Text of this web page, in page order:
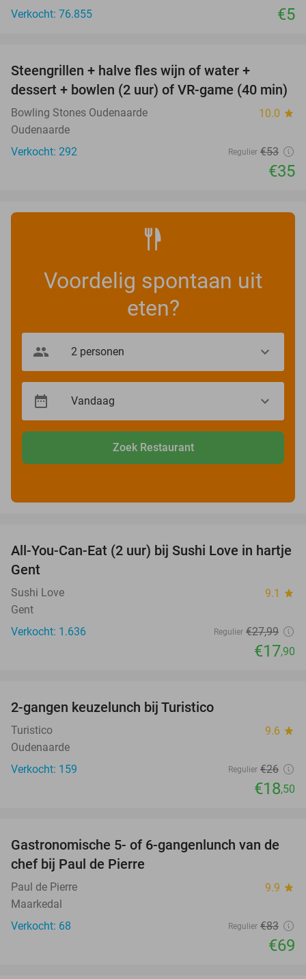
Verkocht: 76.855
€5
Steengrillen + halve fles wijn of water +
dessert + bowlen (2 uur) of VR-game (40 min)
Bowling Stones Oudenaarde 10.0 star
Oudenaarde
Verkocht: 292
Regulier €53
€35
Voordelig spontaan uit
eten?
Zoek Restaurant
36%
All-You-Can-Eat (2 uur) bij Sushi Love in hartje
Gent
Sushi Love 9.1 star
Gent
Verkocht: 1.636
Regulier €27,99
€17,90
2-gangen keuzelunch bij Turistico
Turistico 9.6 star
Oudenaarde
Verkocht: 159
Regulier €26
€18,50
17%
Gastronomische 5- of 6-gangenlunch van de
chef bij Paul de Pierre
Paul de Pierre 9.9 star
Maarkedal
Verkocht: 68
Regulier €83
€69